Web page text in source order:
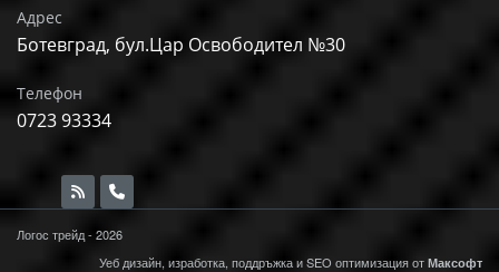
Адрес
Ботевград, бул.Цар Освободител №30
Телефон
0723 93334
Логос трейд - 2026
Уеб дизайн, изработка, поддръжка иSEO оптимизация от Максофт